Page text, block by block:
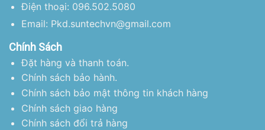
Điện thoại: 096.502.5080
Email: Pkd.suntechvn@gmail.com
Chính Sách
Đặt hàng và thanh toán.
Chính sách bảo hành.
Chính sách bảo mật thông tin khách hàng
Chính sách giao hàng
Chính sách đổi trả hàng